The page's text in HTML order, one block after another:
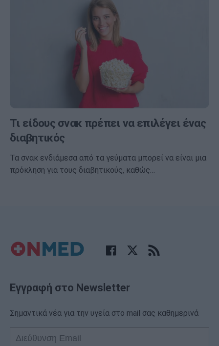
Τι είδους σνακ πρέπει να επιλέγει ένας
διαβητικός
Τα σνακ ενδιάμεσα από τα γεύματα μπορεί να είναι μια
πρόκληση για τους διαβητικούς, καθώς…
Εγγραφή στο Newsletter
Σημαντικά νέα για την υγεία στο mail σας καθημερινά